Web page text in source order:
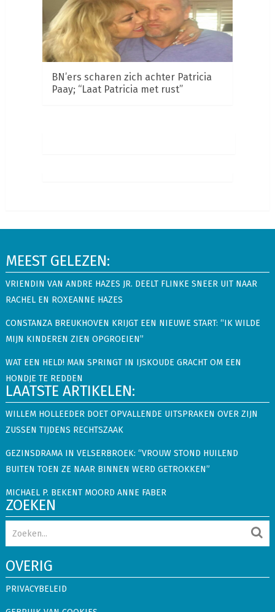
BN’ers scharen zich achter Patricia
Paay; “Laat Patricia met rust”
MEEST GELEZEN:
VRIENDIN VAN ANDRE HAZES JR. DEELT FLINKE SNEER UIT NAAR
RACHEL EN ROXEANNE HAZES
CONSTANZA BREUKHOVEN KRIJGT EEN NIEUWE START: “IK WILDE
MIJN KINDEREN ZIEN OPGROEIEN”
WAT EEN HELD! MAN SPRINGT IN IJSKOUDE GRACHT OM EEN
HONDJE TE REDDEN
LAATSTE ARTIKELEN:
WILLEM HOLLEEDER DOET OPVALLENDE UITSPRAKEN OVER ZIJN
ZUSSEN TIJDENS RECHTSZAAK
GEZINSDRAMA IN VELSERBROEK: “VROUW STOND HUILEND
BUITEN TOEN ZE NAAR BINNEN WERD GETROKKEN”
MICHAEL P. BEKENT MOORD ANNE FABER
ZOEKEN
OVERIG
PRIVACYBELEID